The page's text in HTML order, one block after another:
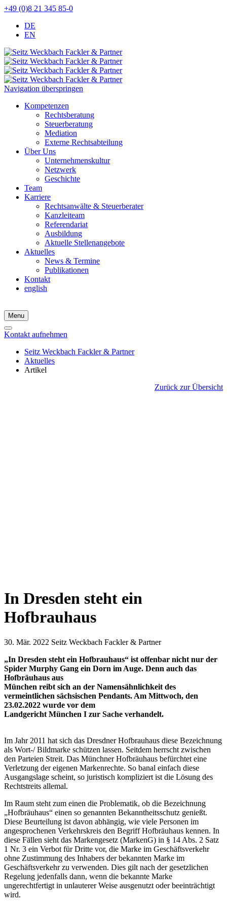
+49 (0)8 21 345 85-0
DE
EN
Navigation überspringen
Kompetenzen
Rechtsberatung
Steuerberatung
Mediation
Externe Rechtsabteilung
Über Uns
Unternehmenskultur
Netzwerk
Geschichte
Team
Karriere
Rechtsanwälte & Steuerberater
Kanzleiteam
Referendariat
Ausbildung
Aktuelle Stellenangebote
Aktuelles
News & Termine
Publikationen
Kontakt
english
Menu
Kontakt aufnehmen
Seitz Weckbach Fackler & Partner
Aktuelles
Artikel
Zurück zur Übersicht
In Dresden steht ein
Hofbrauhaus
30. Mär. 2022 Seitz Weckbach Fackler & Partner
„In Dresden steht ein Hofbrauhaus“ ist offenbar nicht nur der
Spider Murphy Gang ein Dorn im Auge. Denn auch das
Hofbräuhaus aus
München reibt sich an der Namensähnlichkeit des
vermeintlichen sächsischen Pendants. Am Mittwoch, den
23.02.2022 wurde vor dem
Landgericht München I zur Sache verhandelt.
Im Jahr 2011 hat sich das Dresdner Hofbrauhaus diese Bezeichnung
als Wort-/ Bildmarke schützen lassen. Seitdem herrscht zwischen
den Parteien Streit. Das Münchner Hofbräuhaus befürchtet eine
Verletzung der eigenen Markenrechte. So banal einfach diese
Ausgangslage scheint, so juristisch kompliziert ist die Lösung des
Rechtstreits allemal.
Im Raum steht zum einen die Problematik, ob die Bezeichnung
„Hofbräuhaus“ einen so genannten Bekanntheitsschutz genießt.
Diese Beurteilung ist davon abhängig, wie viele Personen im
angesprochenen Verkehrskreis den Begriff Hofbräuhaus kennen. In
diese Fällen sieht das Markengesetz (MarkenG) in § 14 Abs. 2 Satz
1 Nr. 3 ein Verbot für Dritte vor, die Marke im Geschäftsverkehr
ohne Zustimmung des Inhabers der bekannten Marke im
Geschäftsverkehr zu verwenden. Dies gilt nach der gesetzlichen
Regelung jedenfalls dann, wenn die bekannte Marke
ungerechtfertigt in unlauterer Weise ausgenutzt oder beeinträchtigt
wird.